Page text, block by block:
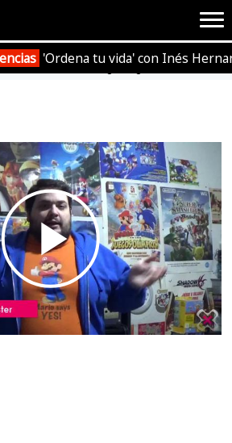
{literal}{/literal}
JUEGOS
ANÁLISIS
VÍDEOS
OCIO
CINE
'Ordena tu vida' con Inés
'Elemental Master' Sega Mega Drive
Play